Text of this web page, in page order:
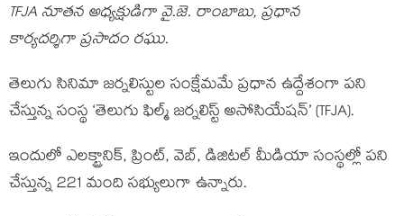
TFJA నూతన అధ్యక్షుడిగా వై.జె. రాంబాబు, ప్రధాన
కార్యదర్శిగా ప్రసాదం రఘు.
తెలుగు సినిమా జర్నలిస్టుల సంక్షేమమే ప్రధాన ఉద్దేశంగా పని
చేస్తున్న సంస్థ ‘తెలుగు ఫిల్మ్ జర్నలిస్ట్ అసోసియేషన్’ (TFJA).
ఇందులో ఎలక్ట్రానిక్, ప్రింట్, వెబ్, డిజిటల్ మీడియా సంస్థల్లో పని
చేస్తున్న 221 మంది సభ్యులుగా ఉన్నారు.